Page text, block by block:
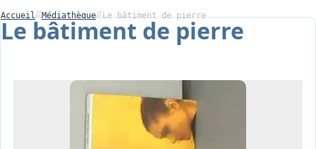
Centre de Soin
Interprétariat
Accueil Médiathèque Le bâtiment de pierre
Le bâtiment de pierre